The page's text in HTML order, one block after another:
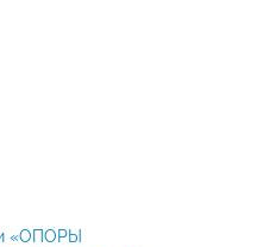
«ОПОРЫ